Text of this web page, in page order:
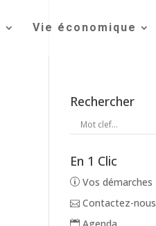
Vie économique
Rechercher
En 1 Clic
Vos démarches
Contactez-nous